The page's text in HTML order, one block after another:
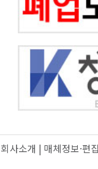
회사소개 | 매체정보·편